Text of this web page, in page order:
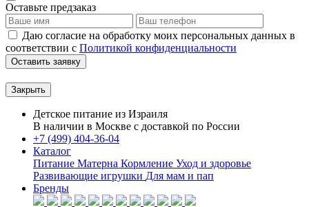
Оставьте предзаказ
Даю согласие на обработку моих персональных данных в
соответствии с Политикой конфиденциальности
Оставить заявку
Закрыть
Детское питание из Израиля
В наличии в Москве с доставкой по России
+7 (499) 404-36-04
Каталог
Питание Матерна Кормление Уход и здоровье
Развивающие игрушки Для мам и пап
Бренды